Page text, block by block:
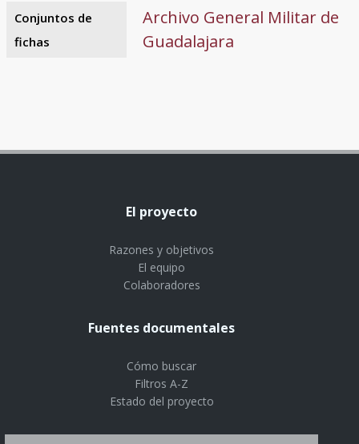
Conjuntos de
fichas
Archivo General Militar de
Guadalajara
El proyecto
Razones y objetivos
El equipo
Colaboradores
Fuentes documentales
Cómo buscar
Filtros A-Z
Estado del proyecto